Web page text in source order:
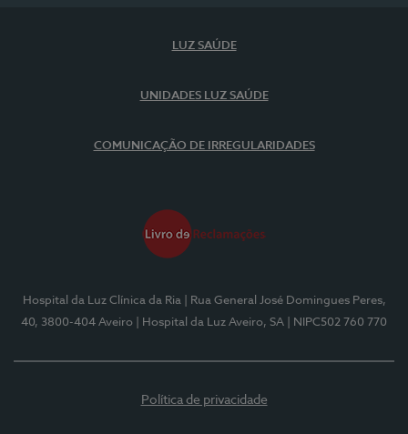
LUZ SAÚDE
UNIDADES LUZ SAÚDE
COMUNICAÇÃO DE IRREGULARIDADES
Hospital da Luz Clínica da Ria
| Rua General José Domingues Peres,
40, 3800-404 Aveiro
| Hospital da Luz Aveiro, SA | NIPC502 760 770
Política de privacidade